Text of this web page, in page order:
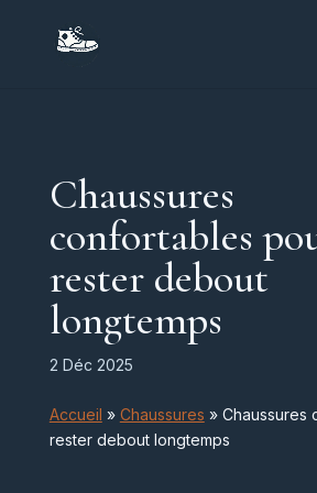
Chaussures
confortables
rester debout
longtemps
2 Déc 2025
Accueil » Chaussures » Chaussures
rester debout longtemps